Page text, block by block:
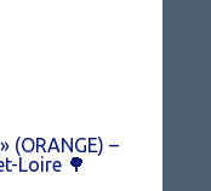
(ORANGE) –
Loire 🌳